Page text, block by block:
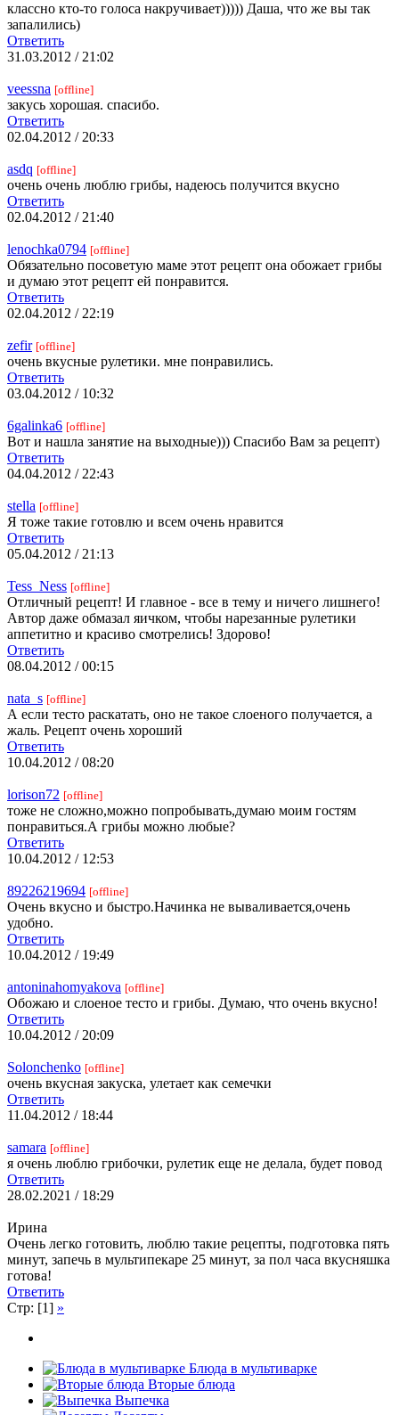
классно кто-то голоса накручивает))))) Даша, что же вы так
запалились)
Ответить
31.03.2012 / 21:02
veessna [offline]
закусь хорошая. спасибо.
Ответить
02.04.2012 / 20:33
asdq [offline]
очень очень люблю грибы, надеюсь получится вкусно
Ответить
02.04.2012 / 21:40
lenochka0794 [offline]
Обязательно посоветую маме этот рецепт она обожает грибы
и думаю этот рецепт ей понравится.
Ответить
02.04.2012 / 22:19
zefir [offline]
очень вкусные рулетики. мне понравились.
Ответить
03.04.2012 / 10:32
6galinka6 [offline]
Вот и нашла занятие на выходные))) Спасибо Вам за рецепт)
Ответить
04.04.2012 / 22:43
stella [offline]
Я тоже такие готовлю и всем очень нравится
Ответить
05.04.2012 / 21:13
Tess_Ness [offline]
Отличный рецепт! И главное - все в тему и ничего лишнего!
Автор даже обмазал яичком, чтобы нарезанные рулетики
аппетитно и красиво смотрелись! Здорово!
Ответить
08.04.2012 / 00:15
nata_s [offline]
А если тесто раскатать, оно не такое слоеного получается, а
жаль. Рецепт очень хороший
Ответить
10.04.2012 / 08:20
lorison72 [offline]
тоже не сложно,можно попробывать,думаю моим гостям
понравиться.А грибы можно любые?
Ответить
10.04.2012 / 12:53
89226219694 [offline]
Очень вкусно и быстро.Начинка не вываливается,очень
удобно.
Ответить
10.04.2012 / 19:49
antoninahomyakova [offline]
Обожаю и слоеное тесто и грибы. Думаю, что очень вкусно!
Ответить
10.04.2012 / 20:09
Solonchenko [offline]
очень вкусная закуска, улетает как семечки
Ответить
11.04.2012 / 18:44
samara [offline]
я очень люблю грибочки, рулетик еще не делала, будет повод
Ответить
28.02.2021 / 18:29
Ирина
Очень легко готовить, люблю такие рецепты, подготовка пять
минут, запечь в мультипекаре 25 минут, за пол часа вкусняшка
готова!
Ответить
Стр: [1] »
Блюда в мультиварке
Вторые блюда
Выпечка